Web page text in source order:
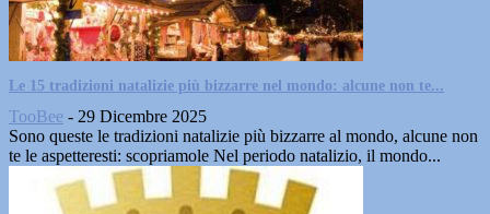
Le 15 tradizioni natalizie più bizzarre nel mondo: alcune non te...
TooBee - 29 Dicembre 2025
Sono queste le tradizioni natalizie più bizzarre al mondo, alcune non
te le aspetteresti: scopriamole Nel periodo natalizio, il mondo...